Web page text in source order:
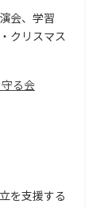
会、学習
クリスマス
る会
を支援する